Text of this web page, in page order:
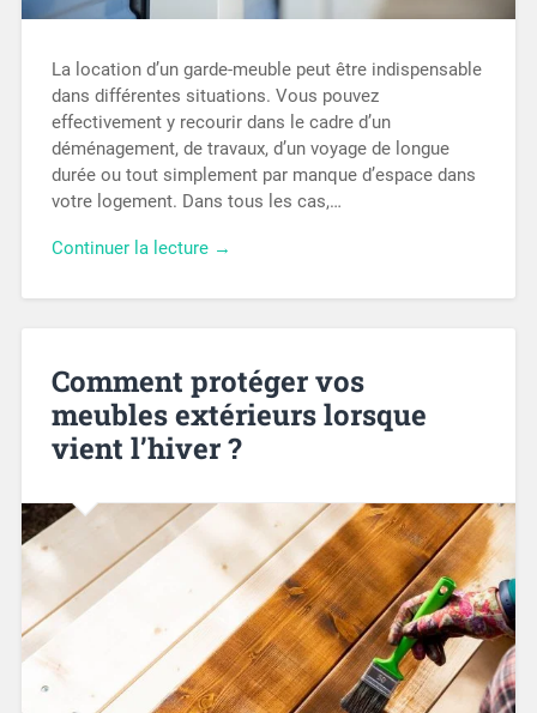
La location d’un garde-meuble peut être indispensable
dans différentes situations. Vous pouvez
effectivement y recourir dans le cadre d’un
déménagement, de travaux, d’un voyage de longue
durée ou tout simplement par manque d’espace dans
votre logement. Dans tous les cas,…
Continuer la lecture →
Comment protéger vos
meubles extérieurs lorsque
vient l’hiver ?